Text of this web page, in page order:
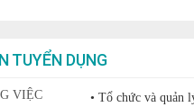
TUYỂN DỤNG
VIỆC
• Tổ chức và quản